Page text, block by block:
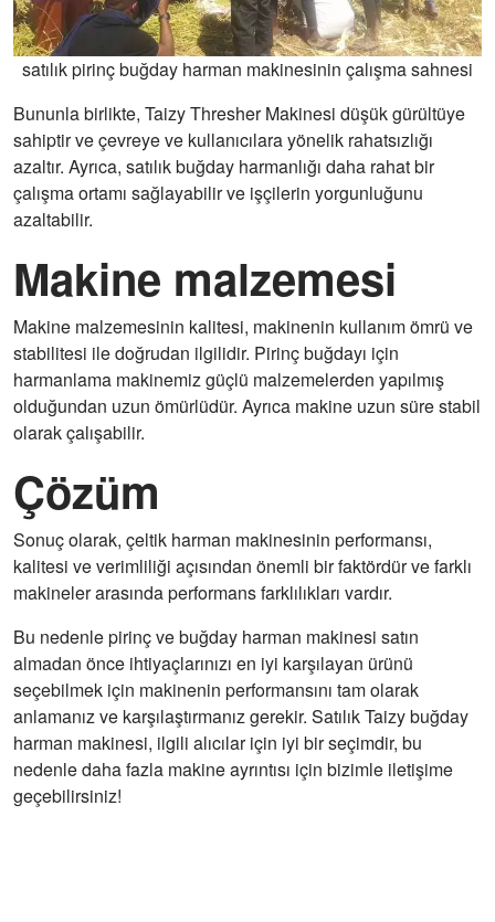
satılık pirinç buğday harman makinesinin çalışma sahnesi
Bununla birlikte, Taizy Thresher Makinesi düşük gürültüye
sahiptir ve çevreye ve kullanıcılara yönelik rahatsızlığı
azaltır. Ayrıca, satılık buğday harmanlığı daha rahat bir
çalışma ortamı sağlayabilir ve işçilerin yorgunluğunu
azaltabilir.
Makine malzemesi
Makine malzemesinin kalitesi, makinenin kullanım ömrü ve
stabilitesi ile doğrudan ilgilidir. Pirinç buğdayı için
harmanlama makinemiz güçlü malzemelerden yapılmış
olduğundan uzun ömürlüdür. Ayrıca makine uzun süre stabil
olarak çalışabilir.
Çözüm
Sonuç olarak, çeltik harman makinesinin performansı,
kalitesi ve verimliliği açısından önemli bir faktördür ve farklı
makineler arasında performans farklılıkları vardır.
Bu nedenle pirinç ve buğday harman makinesi satın
almadan önce ihtiyaçlarınızı en iyi karşılayan ürünü
seçebilmek için makinenin performansını tam olarak
anlamanız ve karşılaştırmanız gerekir. Satılık Taizy buğday
harman makinesi, ilgili alıcılar için iyi bir seçimdir, bu
nedenle daha fazla makine ayrıntısı için bizimle iletişime
geçebilirsiniz!